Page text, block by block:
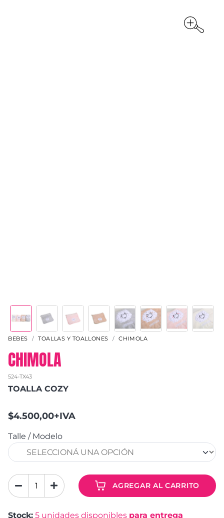
BEBES TOALLAS Y TOALLONES CHIMOLA
CHIMOLA
524-TX43
TOALLA COZY
$4.500,00+IVA
Talle / Modelo
AGREGAR AL CARRITO
Stock: 5 unidades disponibles para entrega